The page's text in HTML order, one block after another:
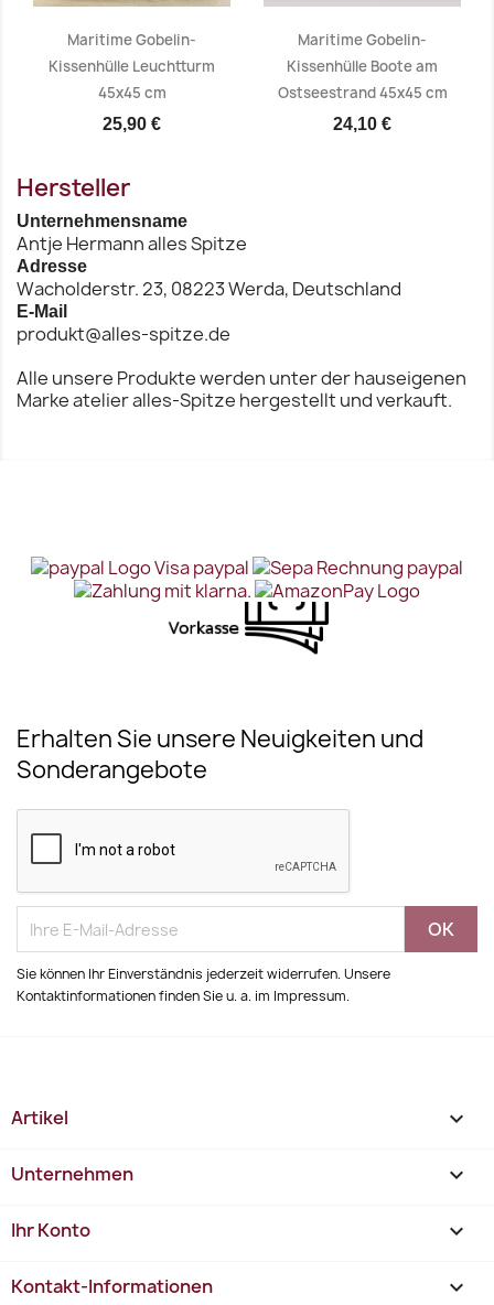
Maritime Gobelin-
Kissenhülle Leuchtturm
45x45 cm
25,90 €
Maritime Gobelin-
Kissenhülle Boote am
Ostseestrand 45x45 cm
24,10 €
Hersteller
Unternehmensname
Antje Hermann alles Spitze
Adresse
Wacholderstr. 23, 08223 Werda, Deutschland
E-Mail
produkt@alles-spitze.de
Alle unsere Produkte werden unter der hauseigenen
Marke atelier alles-Spitze hergestellt und verkauft.
Erhalten Sie unsere Neuigkeiten und
Sonderangebote
Sie können Ihr Einverständnis jederzeit widerrufen. Unsere
Kontaktinformationen finden Sie u. a. im Impressum.
Artikel 
Unternehmen 
Ihr Konto 
Kontakt-Informationen keyboard_arrow_down